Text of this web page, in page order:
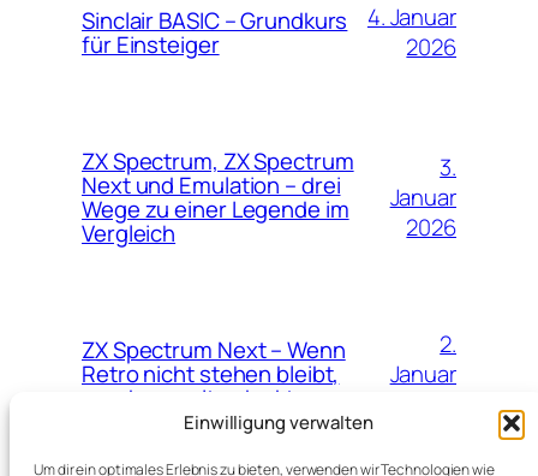
Einwilligung verwalten
Um dir ein optimales Erlebnis zu bieten, verwenden wir Technologien wie
Sinclair BASIC – Grundkurs
für Einsteiger
4. Januar
2026
ZX Spectrum, ZX Spectrum
Next und Emulation – drei
Wege zu einer Legende im
Vergleich
3.
Januar
2026
ZX Spectrum Next – Wenn
Retro nicht stehen bleibt,
sondern weiterdenkt
2.
Januar